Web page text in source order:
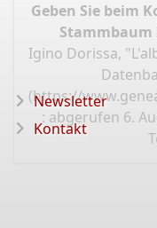
Geben Sie beim
Igino Dorissa,
(https://
: abgerufen 6.
Newsletter
Kontakt